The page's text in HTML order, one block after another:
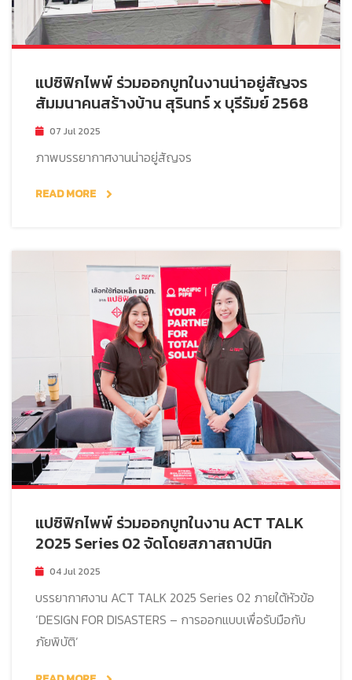
แปซิฟิกไพพ์ ร่วมออกบูทในงานน่าอยู่สัญจร
สัมมนาคนสร้างบ้าน สุรินทร์ x บุรีรัมย์ 2568
07 Jul 2025
ภาพบรรยากาศงานน่าอยู่สัญจร
READ MORE
แปซิฟิกไพพ์ ร่วมออกบูทในงาน ACT TALK
2025 Series 02 จัดโดยสภาสถาปนิก
04 Jul 2025
บรรยากาศงาน ACT TALK 2025 Series 02 ภายใต้หัวข้อ
‘DESIGN FOR DISASTERS – การออกแบบเพื่อรับมือกับ
ภัยพิบัติ’